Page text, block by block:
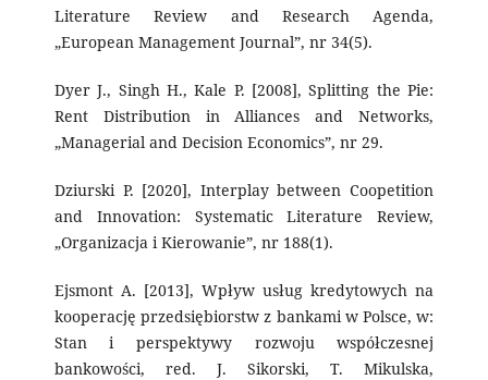
Literature Review and Research Agenda,
„European Management Journal”, nr 34(5).
Dyer J., Singh H., Kale P. [2008], Splitting the Pie:
Rent Distribution in Alliances and Networks,
„Managerial and Decision Economics”, nr 29.
Dziurski P. [2020], Interplay between Coopetition
and Innovation: Systematic Literature Review,
„Organizacja i Kierowanie”, nr 188(1).
Ejsmont A. [2013], Wpływ usług kredytowych na
kooperację przedsiębiorstw z bankami w Polsce, w:
Stan i perspektywy rozwoju współczesnej
bankowości, red. J. Sikorski, T. Mikulska,